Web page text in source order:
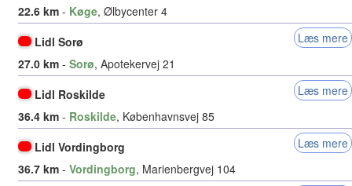
22.6 km - Køge, Ølbycenter 4
Lidl Sorø
Læs mere
27.0 km - Sorø, Apotekervej 21
Lidl Roskilde
Læs mere
36.4 km - Roskilde, Københavnsvej 85
Lidl Vordingborg
Læs mere
36.7 km - Vordingborg, Marienbergvej 104